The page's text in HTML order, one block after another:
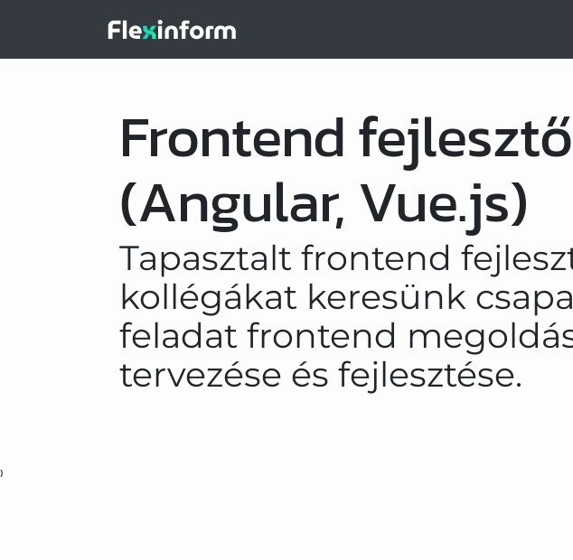
Frontend fejlesztő
(Angular, Vue.js)
Tapasztalt frontend
kollégákat keresünk
feladat frontend
tervezése és fejlesztése.
)